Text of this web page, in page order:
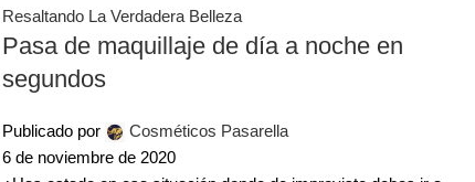
Resaltando La Verdadera Belleza
Pasa de maquillaje de día a noche en
segundos
Publicado por
Cosméticos Pasarella
6 de noviembre de 2020